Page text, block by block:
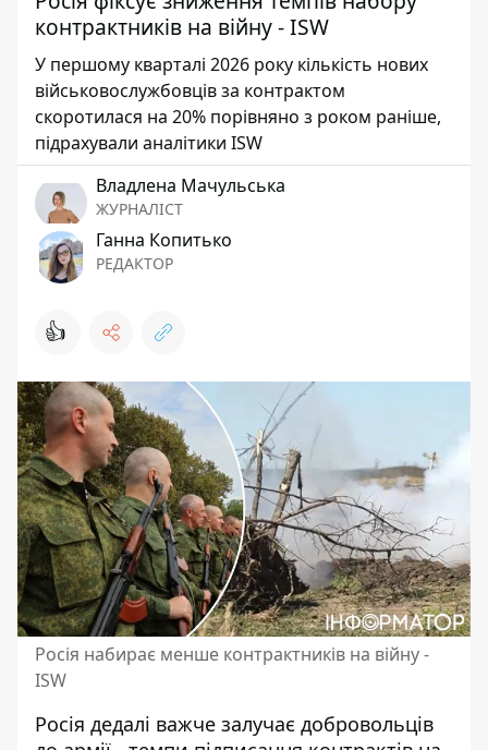
контрактників на війну - ISW
У першому кварталі 2026 року кількість нових
військовослужбовців за контрактом
скоротилася на 20% порівняно з роком раніше,
підрахували аналітики ISW
Владлена Мачульська
ЖУРНАЛІСТ
Ганна Копитько
РЕДАКТОР
👍
Росія набирає менше контрактників на війну -
ISW
Росія дедалі важче залучає добровольців